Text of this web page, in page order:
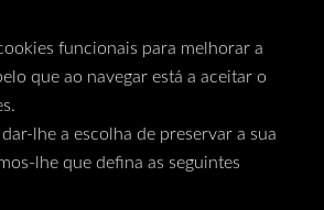
funcionais para melhorar a
que ao navegar está a aceitar o
lhe a escolha de preservar a sua
lhe que defina as seguintes